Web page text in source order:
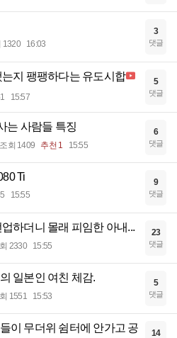
1320 16:03
3
댓글
지 팽팽하다는 유도시합
15:57
5
댓글
는 사람들 특징
조회 1409 추천 1 15:55
6
댓글
Ti
15:55
9
댓글
하더니 몰래 피임한 아내...
2330 15:55
23
댓글
일본인 여친 체감.
1551 15:53
5
댓글
이 무더위 쉼터에 안가고 공
14